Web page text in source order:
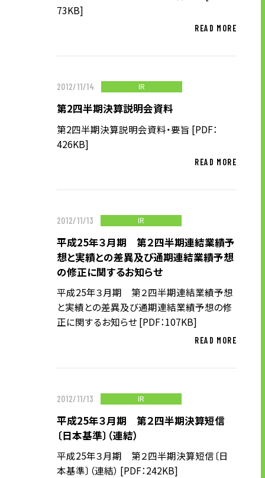
サステナビリティ
トップメッセージ
サステナビリティ指標
株主・投資家の皆様へ
株主・投資家の皆様へ
経営方針
IRニュース
IRカレンダー
免責事項
電子公告
73KB]
READ MORE
2012/11/14 IR
第2四半期決算説明会資料
第2四半期決算説明会資料・要旨 [PDF：
426KB]
READ MORE
2012/11/13 IR
平成25年３月期 第２四半期連結業績予
想と実績との差異及び通期連結業績予想
の修正に関するお知らせ
平成25年３月期 第２四半期連結業績予想
と実績との差異及び通期連結業績予想の修
正に関するお知らせ [PDF：107KB]
READ MORE
2012/11/13 IR
平成25年３月期 第２四半期決算短信
〔日本基準〕（連結）
平成25年３月期 第２四半期決算短信〔日
本基準〕（連結） [PDF：242KB]